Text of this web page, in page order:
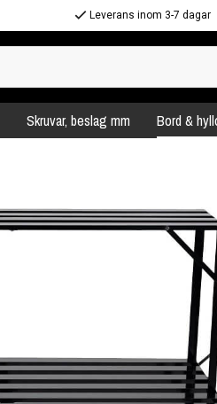
Leverans inom 3-7 dagar
Skruvar, beslag mm Bord &